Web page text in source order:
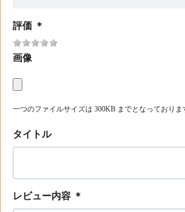
評価 ＊
画像
一つのファイルサイズは 300KB までとなっておりま
タイトル
レビュー内容 ＊